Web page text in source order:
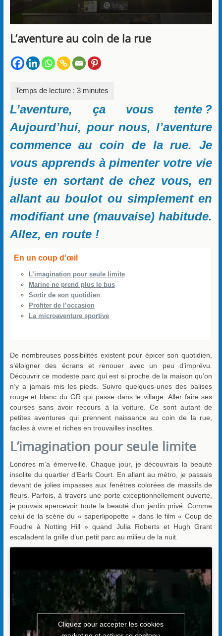
L’aventure au coin de la rue
L’aventure, ça vous tente ?
Aujourd’hui, pour nous, l’aventure
commence au coin de la rue. Je
vous apprends à pimenter votre vie
juste en sortant de chez vous, en
allant au boulot ou simplement en
modifiant une (mauvaise) habitude.
Allez, en route !
En un coup d’œil
L’imagination pour seule limite
Marine ne prend plus le bus
Sortir de son quotidien
Profiter de l’occasion
La microaventure sportive
De nombreuses possibilités existent pour épicer son quotidien,
s’éloigner des écrans et renouer avec un peu d’imprévu.
Découvrir ce modeste parc qui est si proche de la maison qu’on
n’y a jamais mis les pieds. Suivre quelques-unes des balises
rouge et blanc du GR qui passe dans le village. Aller faire ses
courses sans avoir recours à la voiture. Ce sont autant de
petites aventures qui prennent naissance au coin de la rue,
faciles à vivre et riches en trouvailles insolites.
L’imagination pour seule limite
Londres m’a émerveillé. Chaque jour, je découvrais la beauté
insolite du quartier d’Earls Court. En allant au métro, je passais
devant de jolies impasses aux fenêtres colorées de massifs de
fleurs. Parfois, à travers une porte exceptionnellement ouverte,
je pouvais apercevoir toute la beauté d’un jardin privé. Comme
celui de la scène du « saperlipopette » dans le film « Coup de
Foudre à Notting Hill » quand Julia Roberts et Hugh Grant
escaladent la grille d’un petit parc au milieu de la nuit.
Cliquez pour accepter les cookies